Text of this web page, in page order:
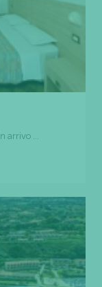
arrivo ...